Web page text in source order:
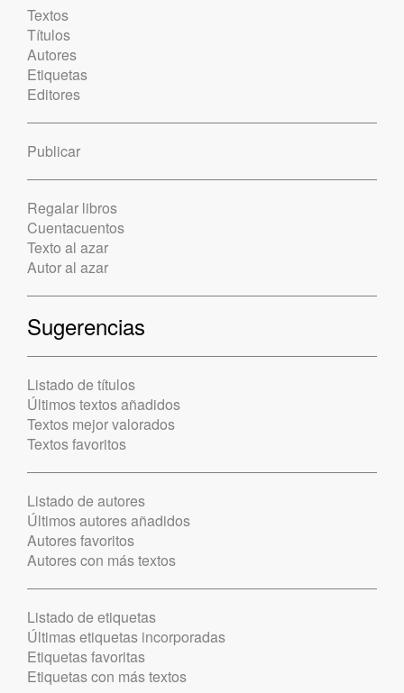
Textos
Títulos
Autores
Etiquetas
Editores
Publicar
Regalar libros
Cuentacuentos
Texto al azar
Autor al azar
Sugerencias
Listado de títulos
Últimos textos añadidos
Textos mejor valorados
Textos favoritos
Listado de autores
Últimos autores añadidos
Autores favoritos
Autores con más textos
Listado de etiquetas
Últimas etiquetas incorporadas
Etiquetas favoritas
Etiquetas con más textos